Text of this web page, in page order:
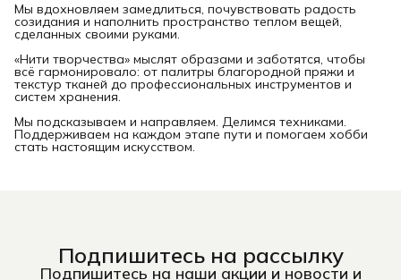
Мы вдохновляем замедлиться, почувствовать радость
созидания и наполнить пространство теплом вещей,
сделанных своими руками.
«Нити творчества» мыслят образами и заботятся, чтобы
всё гармонировало: от палитры благородной пряжи и
текстур тканей до профессиональных инструментов и
систем хранения.
Мы подсказываем и направляем. Делимся техниками.
Поддерживаем на каждом этапе пути и помогаем хобби
стать настоящим искусством.
Подпишитесь на рассылку
Подпишитесь на наши акции и новости и